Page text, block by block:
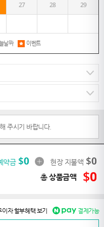
27 28 29
날짜 이벤트
주시기 바랍니다.
약금 $0 현장 지불액 $0
총 상품금액 $0
이자 할부혜택 보기 결제가능